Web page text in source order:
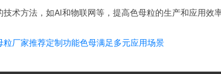
方法，如AI和物联网等，提高色母粒的生产和应用效
厂家推荐定制功能色母满足多元应用场景